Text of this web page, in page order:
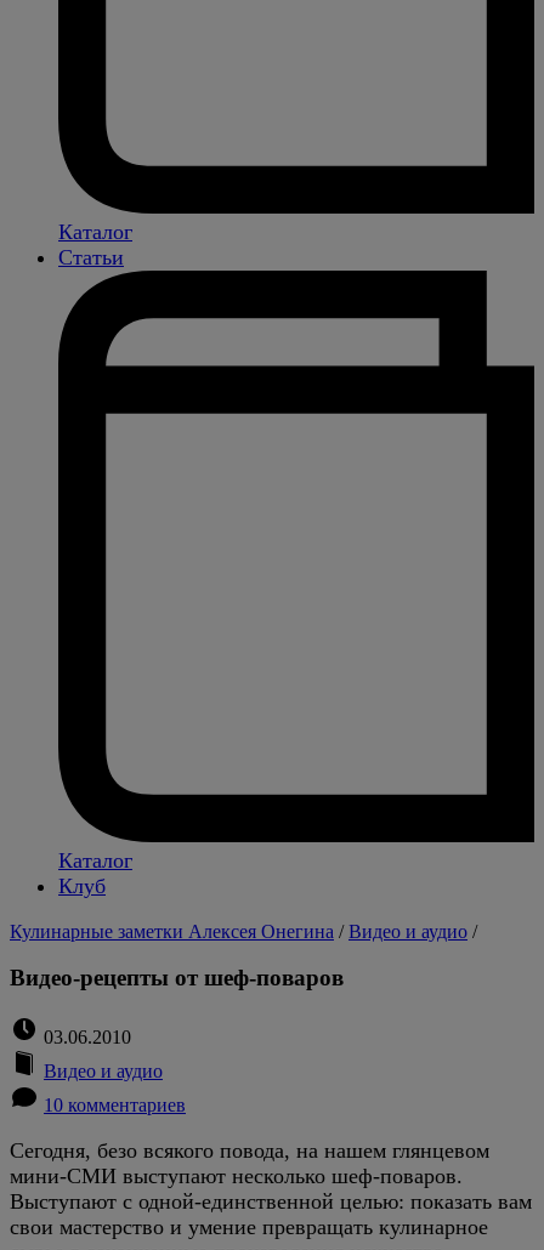
Каталог
Статьи
Каталог
Клуб
Кулинарные заметки Алексея Онегина /Видео и аудио /
Видео-рецепты от шеф-поваров
03.06.2010
Видео и аудио
10 комментариев
Сегодня, безо всякого повода, на нашем глянцевом
мини-СМИ выступают несколько шеф-поваров.
Выступают с одной-единственной целью: показать вам
свои мастерство и умение превращать кулинарное